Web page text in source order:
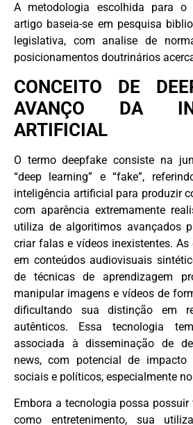
A metodologia escolhida para o
artigo baseia-se em pesquisa
legislativa, com analise de
posicionamentos doutrinários
CONCEITO DE
AVANÇO DA
ARTIFICIAL
O termo deepfake consiste na
“deep learning” e “fake”,
inteligência artificial para produzir
com aparência extremamente
utiliza de algoritimos avançados
criar falas e vídeos inexistentes.
em conteúdos audiovisuais
de técnicas de aprendizagem
manipular imagens e vídeos de
dificultando sua distinção em
autênticos. Essa tecnologia
associada à disseminação de
news, com potencial de impacto
sociais e políticos, especialmente
Embora a tecnologia possa
como entretenimento, sua